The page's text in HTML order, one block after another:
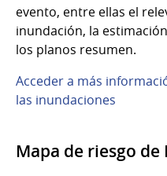
evento, entre ellas el
inundación, la
los planos resumen.
Acceder a más
las inundaciones
Mapa de riesgo